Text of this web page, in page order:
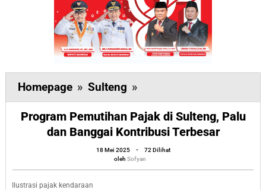
Homepage » Sulteng »
Pemutihan
Pajak
di
Sulteng,
Palu
Program Pemutihan Pajak di Sulteng, Palu
dan Banggai Kontribusi Terbesar
18 Mei 2025
oleh
Sofyan
-
72 Dilihat
oleh Sofyan
Ilustrasi pajak kendaraan